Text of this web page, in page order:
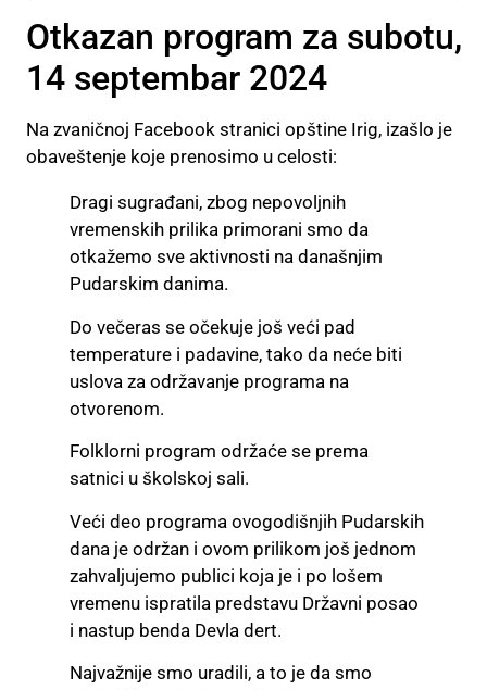
Otkazan program za subotu,
14 septembar 2024
Na zvaničnoj Facebook stranici opštine Irig, izašlo je
obaveštenje koje prenosimo u celosti:
Dragi sugrađani, zbog nepovoljnih
vremenskih prilika primorani smo da
otkažemo sve aktivnosti na današnjim
Pudarskim danima.
Do večeras se očekuje još veći pad
temperature i padavine, tako da neće biti
uslova za održavanje programa na
otvorenom.
Folklorni program održaće se prema
satnici u školskoj sali.
Veći deo programa ovogodišnjih Pudarskih
dana je održan i ovom prilikom još jednom
zahvaljujemo publici koja je i po lošem
vremenu ispratila predstavu Državni posao
i nastup benda Devla dert.
Najvažnije smo uradili, a to je da smo